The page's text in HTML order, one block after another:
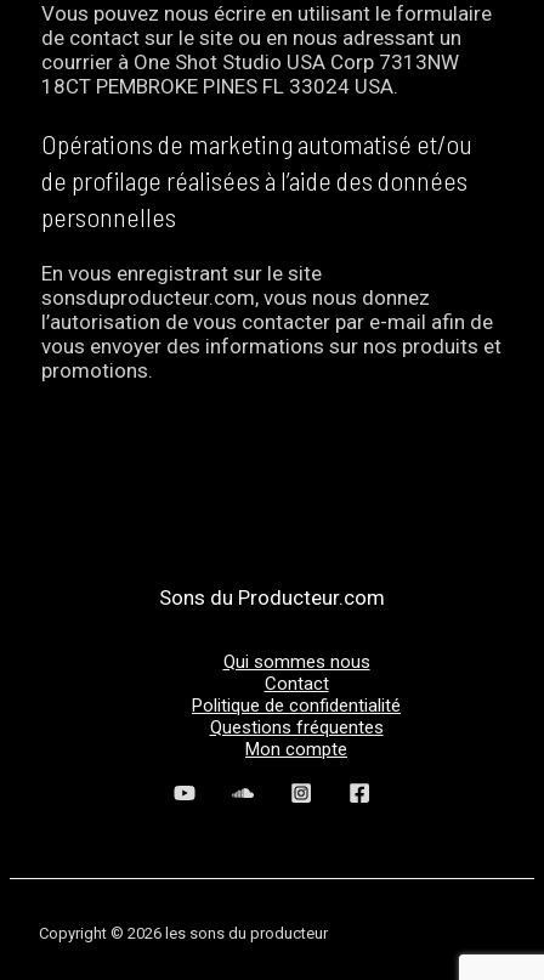
Vous pouvez nous écrire en utilisant le formulaire
de contact sur le site ou en nous adressant un
courrier à One Shot Studio USA Corp 7313NW
18CT PEMBROKE PINES FL 33024 USA.
Opérations de marketing automatisé et/ou
de profilage réalisées à l’aide des données
personnelles
En vous enregistrant sur le site
sonsduproducteur.com, vous nous donnez
l’autorisation de vous contacter par e-mail afin de
vous envoyer des informations sur nos produits et
promotions.
Sons du Producteur.com
Qui sommes nous
Contact
Politique de confidentialité
Questions fréquentes
Mon compte
Copyright © 2026 les sons du producteur